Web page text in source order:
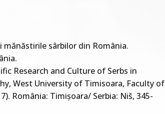
mănăstirile sârbilor din România.
Research and Culture of Serbs in
West University of Timisoara, Faculty of
România: Timișoara/ Serbia: Niš, 345-